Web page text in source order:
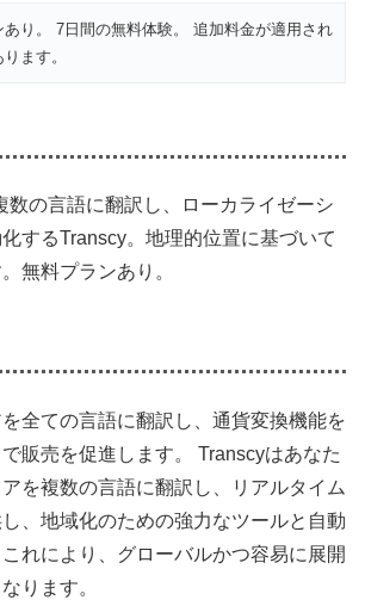
あり。 7日間の無料体験。 追加料金が適用され
ます。
数の言語に翻訳し、ローカライゼーシ
するTranscy。地理的位置に基づいて
無料プランあり。
全ての言語に翻訳し、通貨変換機能を
販売を促進します。 Transcyはあなた
を複数の言語に翻訳し、リアルタイム
、地域化のための強力なツールと自動
れにより、グローバルかつ容易に展開
ります。